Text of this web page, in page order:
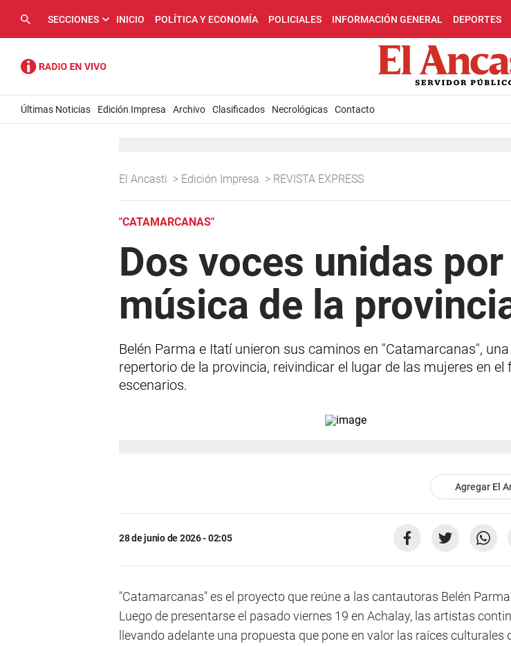
SECCIONES INICIO POLÍTICA Y ECONOMÍA POLICIALES INFORMACIÓN GENERAL DEPORTES
Últimas Noticias Edición Impresa Archivo Clasificados Necrológicas Contacto
El Ancasti > Edición Impresa > REVISTA EXPRESS
"CATAMARCANAS"
Dos voces unidas
música de la
Belén Parma e Itatí unieron sus caminos en "Catamarcanas",
repertorio de la provincia, reivindicar el lugar de las mujeres en
escenarios.
Agregar El
28 de junio de 2026 - 02:05
"Catamarcanas" es el proyecto que reúne a las cantautoras Belén
Luego de presentarse el pasado viernes 19 en Achalay, las artistas
llevando adelante una propuesta que pone en valor las raíces culturales